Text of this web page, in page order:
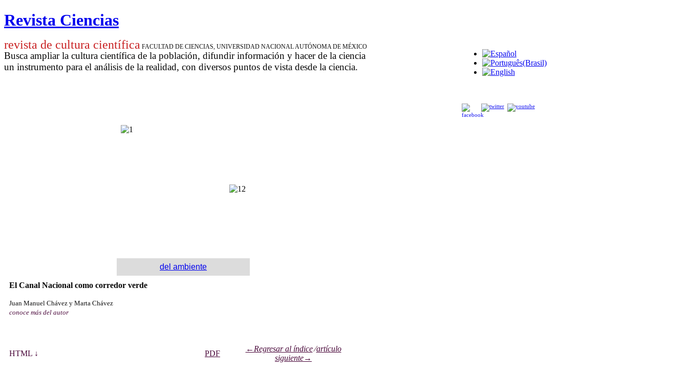
Revista Ciencias
revista de cultura científica FACULTAD DE CIENCIAS, UNIVERSIDAD NACIONAL AUTÓNOMA DE MÉXICO
Busca ampliar la cultura científica de la población, difundir información y hacer de la ciencia
un instrumento para el análisis de la realidad, con diversos puntos de vista desde la ciencia.
del ambiente
El Canal Nacional como corredor verde
Juan Manuel Chávez y Marta Chávez
conoce más del autor
HTML ↓ PDF
←Regresar al índice⁄artículo
siguiente→